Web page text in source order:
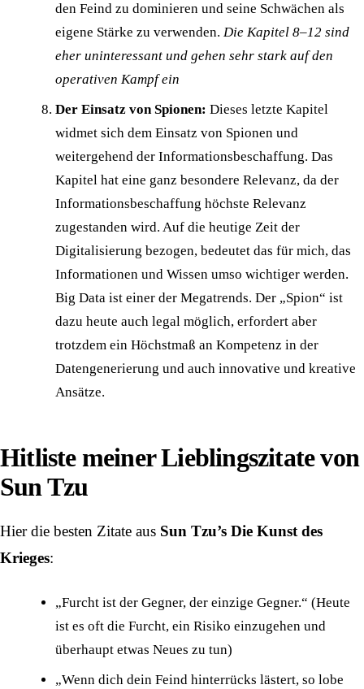
den Feind zu dominieren und seine Schwächen als
eigene Stärke zu verwenden. Die Kapitel 8–12 sind
eher uninteressant und gehen sehr stark auf den
operativen Kampf ein
Der Einsatz von Spionen: Dieses letzte Kapitel
widmet sich dem Einsatz von Spionen und
weitergehend der Informationsbeschaffung. Das
Kapitel hat eine ganz besondere Relevanz, da der
Informationsbeschaffung höchste Relevanz
zugestanden wird. Auf die heutige Zeit der
Digitalisierung bezogen, bedeutet das für mich, das
Informationen und Wissen umso wichtiger werden.
Big Data ist einer der Megatrends. Der „Spion“ ist
dazu heute auch legal möglich, erfordert aber
trotzdem ein Höchstmaß an Kompetenz in der
Datengenerierung und auch innovative und kreative
Ansätze.
Hitliste meiner Lieblingszitate von
Sun Tzu
Hier die besten Zitate aus Sun Tzu’s Die Kunst des
Krieges:
„Furcht ist der Gegner, der einzige Gegner.“ (Heute
ist es oft die Furcht, ein Risiko einzugehen und
überhaupt etwas Neues zu tun)
„Wenn dich dein Feind hinterrücks lästert, so lobe